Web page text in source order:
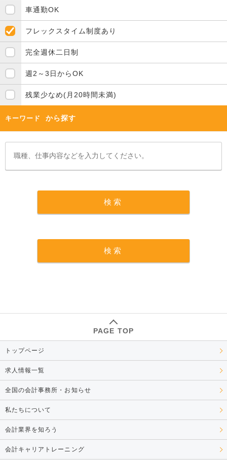
車通勤OK
フレックスタイム制度あり
完全週休二日制
週2～3日からOK
残業少なめ(月20時間未満)
キーワード から探す
PAGE TOP
トップページ
求人情報一覧
全国の会計事務所・お知らせ
私たちについて
会計業界を知ろう
会計キャリアトレーニング